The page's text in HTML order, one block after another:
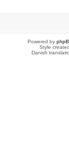
Powered by
Style
Danish